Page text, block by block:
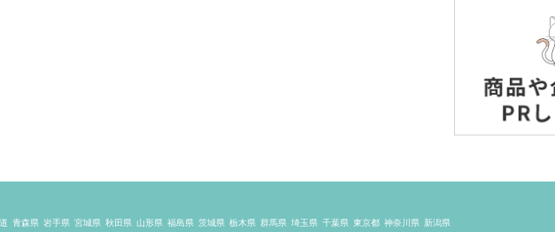
青森県 岩手県 宮城県 秋田県 山形県 福島県 茨城県 栃木県 群馬県 埼玉県 千葉県 東京都 神奈川県 新潟県